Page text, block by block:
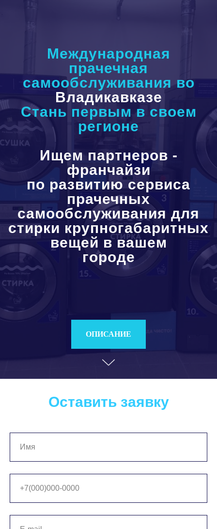
Международная
прачечная
самообслуживания во
Владикавказе
Стань первым в своем
регионе
Ищем партнеров -
франчайзи
по развитию сервиса
прачечных
самообслуживания для
стирки крупногабаритных
вещей в вашем
городе
ОПИСАНИЕ
Оставить заявку